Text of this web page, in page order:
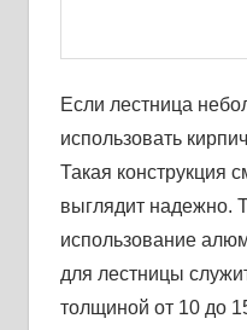
Если лестница
использовать
Такая конструкция
выглядит надежно.
использование
для лестницы
толщиной от 10 до